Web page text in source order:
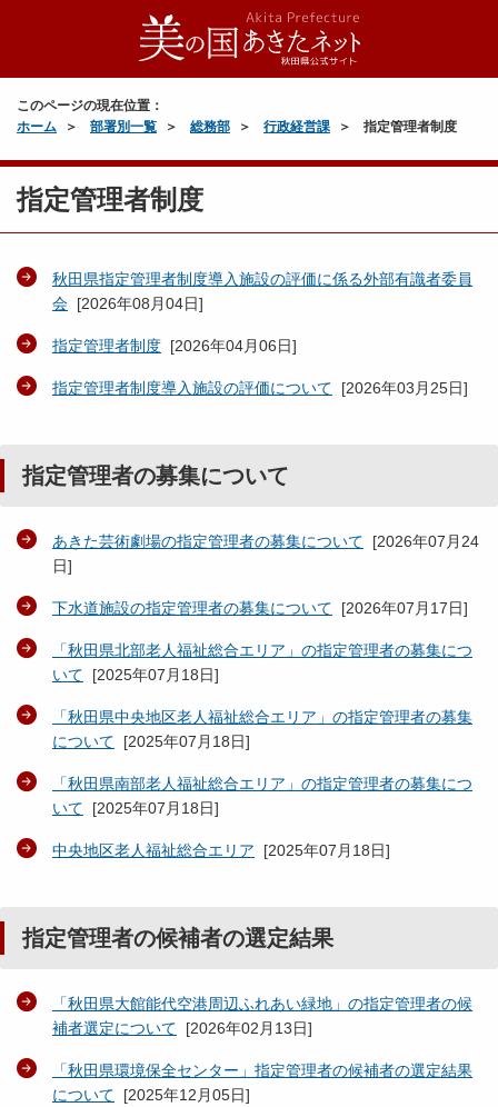
このページの現在位置：
ホーム
部署別一覧 総務部 行政経営課 指定管理者制度
指定管理者制度
秋田県指定管理者制度導入施設の評価に係る外部有識者委員
会 [2026年08月04日]
指定管理者制度 [2026年04月06日]
指定管理者制度導入施設の評価について [2026年03月25日]
指定管理者の募集について
あきた芸術劇場の指定管理者の募集について [2026年07月24
日]
下水道施設の指定管理者の募集について [2026年07月17日]
「秋田県北部老人福祉総合エリア」の指定管理者の募集につ
いて [2025年07月18日]
「秋田県中央地区老人福祉総合エリア」の指定管理者の募集
について [2025年07月18日]
「秋田県南部老人福祉総合エリア」の指定管理者の募集につ
いて [2025年07月18日]
中央地区老人福祉総合エリア [2025年07月18日]
指定管理者の候補者の選定結果
「秋田県大館能代空港周辺ふれあい緑地」の指定管理者の候
補者選定について [2026年02月13日]
「秋田県環境保全センター」指定管理者の候補者の選定結果
について [2025年12月05日]